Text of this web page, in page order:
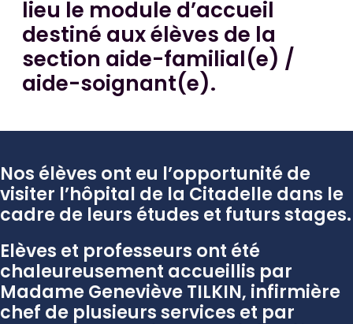
lieu le module d’accueil
destiné aux élèves de la
section aide-familial(e) /
aide-soignant(e).
Nos élèves ont eu l’opportunité de
visiter l’hôpital de la Citadelle dans le
cadre de leurs études et futurs stages.
Elèves et professeurs ont été
chaleureusement accueillis par
Madame Geneviève TILKIN, infirmière
chef de plusieurs services et par